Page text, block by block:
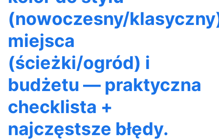
(nowoczesny/
miejsca
(ścieżki/ogród) i
budżetu — praktyczna
checklista +
najczęstsze błędy.